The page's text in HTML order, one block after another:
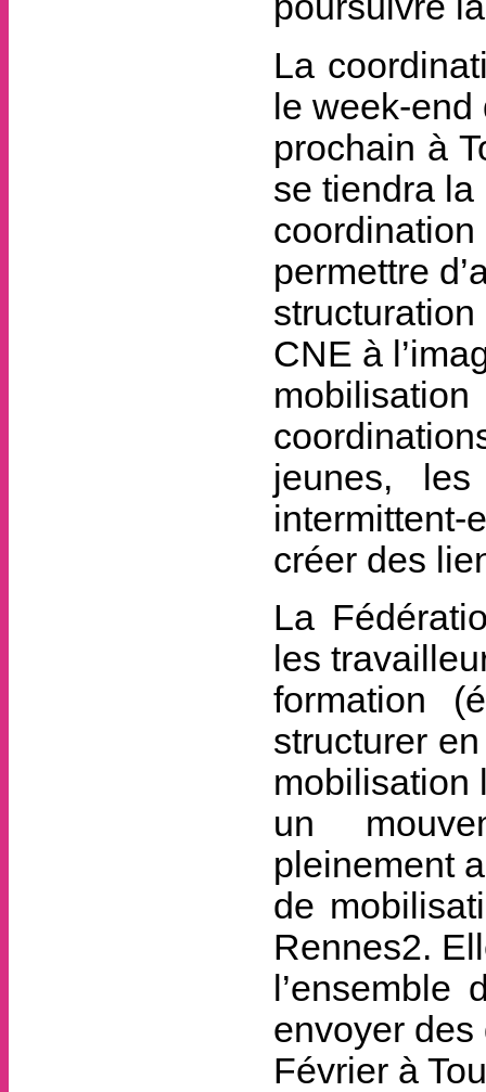
La
le week-
prochain à
se tiendra la
permettre
CNE à
jeunes, les
intermittent-
créer des
La
les
formation
structurer
mobilisation
un
pleinement
de
Rennes2.
envoyer
Février à